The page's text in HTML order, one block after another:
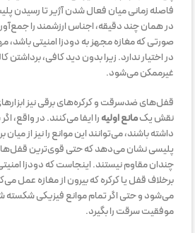
فاصله زمانی میان فعال شدن آژیر تا رسیدن
در همان چند دقیقه، اجناس ارزشمند را
صورتی که مغازه مجهز به دودزا امنیتی
در اختیار ندارد. زیرا بدون دید کافی، برداشتن
غیرممکن می‌شود.
قفل‌های ضدسرقت و کرکره‌های برقی نیز
نقش یکمانع اولیهرا ایفا می‌کنند. در واقع،
داشته باشند، می‌توانند این موانع را نیز از
پلیسی نشان می‌دهد که حتی قوی‌ترین قفل‌ها
چندان مقاوم نیستند. اینجاست که دودزا
برخلاف قفل یا کرکره که بیرون از مغازه عمل
می‌شود و حتی اگر تمام موانع فیزیکی
موفقیت سرقت را بگیرد.